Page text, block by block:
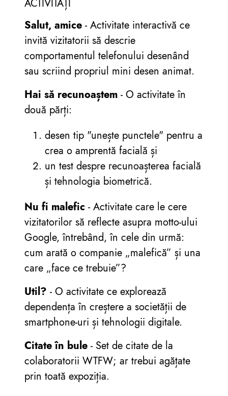
ACTIVITĂȚI
Salut, amice - Activitate interactivă ce
invită vizitatorii să descrie
comportamentul telefonului desenând
sau scriind propriul mini desen animat.
Hai să recunoaștem - O activitate în
două părți:
desen tip "unește punctele" pentru a
crea o amprentă facială și
un test despre recunoașterea facială
și tehnologia biometrică.
Nu fi malefic - Activitate care le cere
vizitatorilor să reflecte asupra motto-ului
Google, întrebând, în cele din urmă:
cum arată o companie „malefică” și una
care „face ce trebuie”?
Util? - O activitate ce explorează
dependența în creștere a societății de
smartphone-uri și tehnologii digitale.
Citate în bule - Set de citate de la
colaboratorii WTFW; ar trebui agățate
prin toată expoziția.